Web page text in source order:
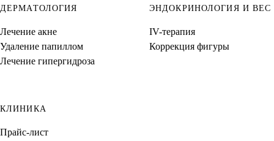
ДЕРМАТОЛОГИЯ
Лечение акне
Удаление папиллом
Лечение гипергидроза
ЭНДОКРИНОЛОГИЯ И ВЕС
IV-терапия
Коррекция фигуры
КЛИНИКА
Прайс-лист